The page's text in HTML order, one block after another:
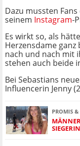
Dazu mussten
seinem Instagram-
Es wirkt so, als
Herzensdame
nach und nach mit
stehen auch beide
Bei Sebastians
Influencerin Jenny
PROMIS &